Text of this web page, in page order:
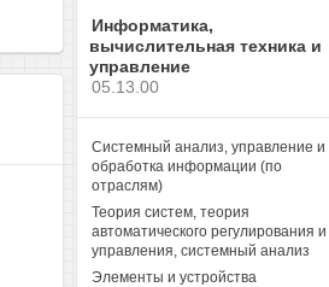
Информатика,
вычислительная техника и
управление
05.13.00
Системный анализ, управление и
обработка информации (по
отраслям)
Теория систем, теория
автоматического регулирования и
управления, системный анализ
Элементы и устройства